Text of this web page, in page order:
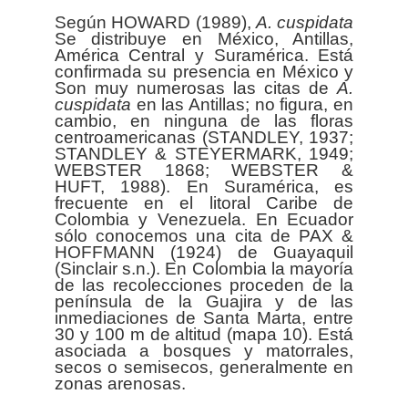
Según HOWARD (1989), A. cuspidata
Se distribuye en México, Antillas,
América Central y Suramérica. Está
confirmada su presencia en México y
Son muy numerosas las citas deA.
cuspidata en las Antillas; no figura, en
cambio, en ninguna de las floras
centroamericanas (STANDLEY, 1937;
STANDLEY & STEYERMARK, 1949;
WEBSTER 1868; WEBSTER &
HUFT, 1988). En Suramérica, es
frecuente en el litoral Caribe de
Colombia y Venezuela. En Ecuador
sólo conocemos una cita de PAX &
HOFFMANN (1924) de Guayaquil
(Sinclair s.n.). En Colombia la mayoría
de las recolecciones proceden de la
península de la Guajira y de las
inmediaciones de Santa Marta, entre
30 y 100 m de altitud (mapa 10). Está
asociada a bosques y matorrales,
secos o semisecos, generalmente en
zonas arenosas.